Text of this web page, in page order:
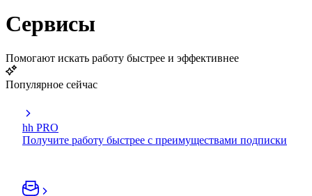
Сервисы
Помогают искать работу быстрее и эффективнее
Популярное сейчас
hh PRO
Получите работу быстрее с преимуществами подписки